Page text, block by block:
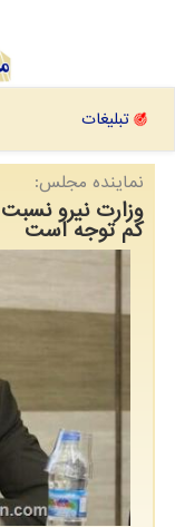
تبلیغات
نمایندە مجلس:
وزارت نیرو
كم توجە است